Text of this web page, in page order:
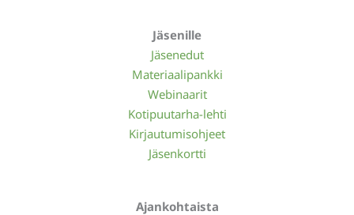
Jäsenille
Jäsenedut
Materiaalipankki
Webinaarit
Kotipuutarha-lehti
Kirjautumisohjeet
Jäsenkortti
Ajankohtaista